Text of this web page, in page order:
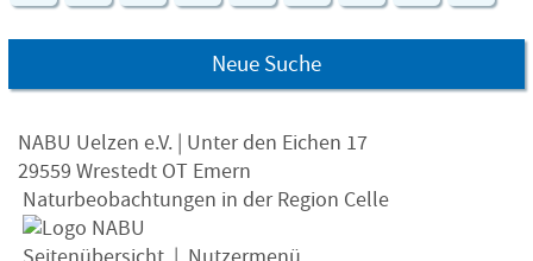
Neue Suche
NABU Uelzen e.V. | Unter den Eichen 17
29559 Wrestedt OT Emern
Naturbeobachtungen in der Region Celle